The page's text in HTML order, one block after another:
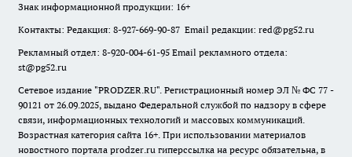
Знак информационной продукции: 16+
Контакты: Редакция: 8-927-669-90-87 Email редакции: red@pg52.ru
Рекламный отдел: 8-920-004-61-95 Email рекламного отдела:
st@pg52.ru
Сетевое издание "PRODZER.RU". Регистрационный номер ЭЛ № ФС 77 -
90121 от 26.09.2025, выдано Федеральной службой по надзору в сфере
связи, информационных технологий и массовых коммуникаций.
Возрастная категория сайта 16+. При использовании материалов
новостного портала prodzer.ru гиперссылка на ресурс обязательна, в